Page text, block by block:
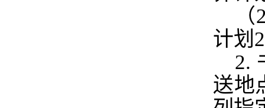
（
计划
2.
送地